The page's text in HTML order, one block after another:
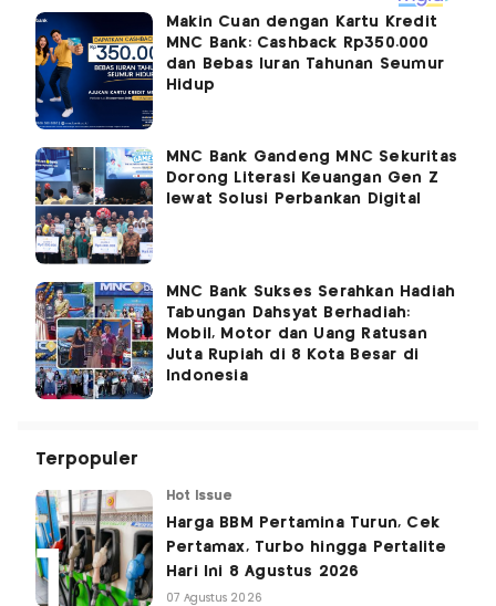
Makin Cuan dengan Kartu Kredit
MNC Bank: Cashback Rp350.000
dan Bebas Iuran Tahunan Seumur
Hidup
MNC Bank Gandeng MNC Sekuritas
Dorong Literasi Keuangan Gen Z
lewat Solusi Perbankan Digital
MNC Bank Sukses Serahkan Hadiah
Tabungan Dahsyat Berhadiah:
Mobil, Motor dan Uang Ratusan
Juta Rupiah di 8 Kota Besar di
Indonesia
Terpopuler
Hot Issue
Harga BBM Pertamina Turun, Cek
Pertamax, Turbo hingga Pertalite
Hari Ini 8 Agustus 2026
07 Agustus 2026